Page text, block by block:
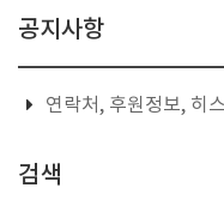
공지사항
연락처, 후원정보, 히
검색